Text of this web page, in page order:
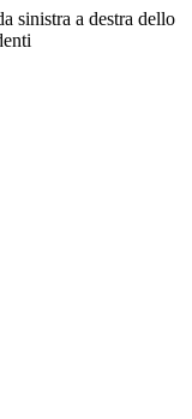
sinistra a destra dello